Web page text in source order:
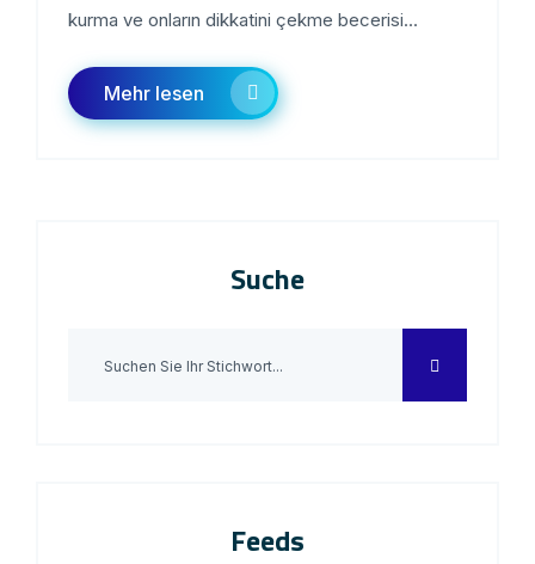
kurma ve onların dikkatini çekme becerisi...
Mehr lesen
Suche
Feeds